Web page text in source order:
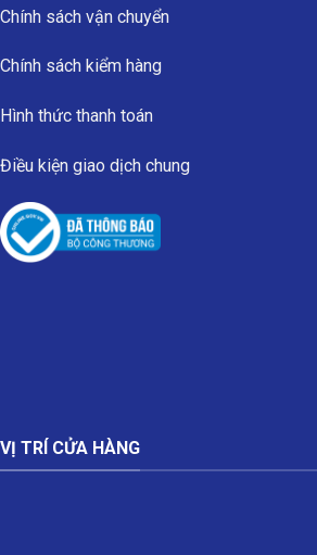
Chính sách vận chuyển
Chính sách kiểm hàng
Hình thức thanh toán
Điều kiện giao dịch chung
VỊ TRÍ CỬA HÀNG